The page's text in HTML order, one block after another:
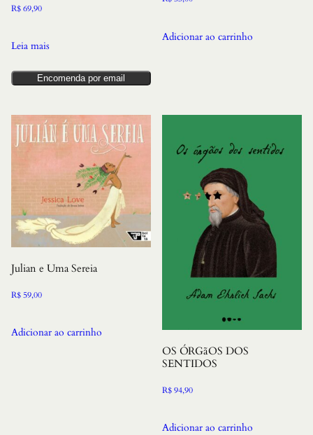
R$69,90
Leia mais
Encomenda por email
Adicionar ao carrinho
Julian e Uma Sereia
R$59,00
Adicionar ao carrinho
OS ÓRGãOS DOS
SENTIDOS
R$94,90
Adicionar ao carrinho